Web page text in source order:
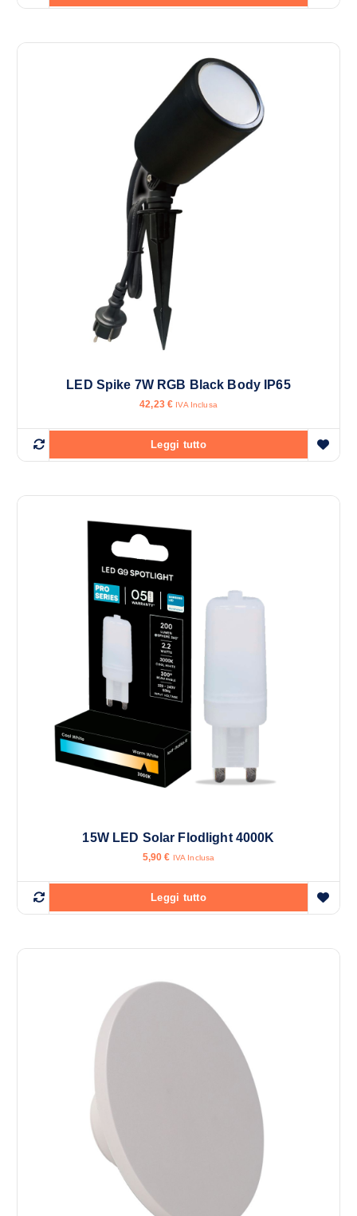
LED Spike 7W RGB Black Body IP65
42,23 € IVA Inclusa
Leggi tutto
15W LED Solar Flodlight 4000K
5,90€ IVA Inclusa
Leggi tutto